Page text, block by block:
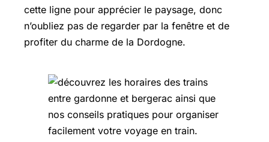
cette ligne pour apprécier le paysage, donc
n’oubliez pas de regarder par la fenêtre et de
profiter du charme de la Dordogne.